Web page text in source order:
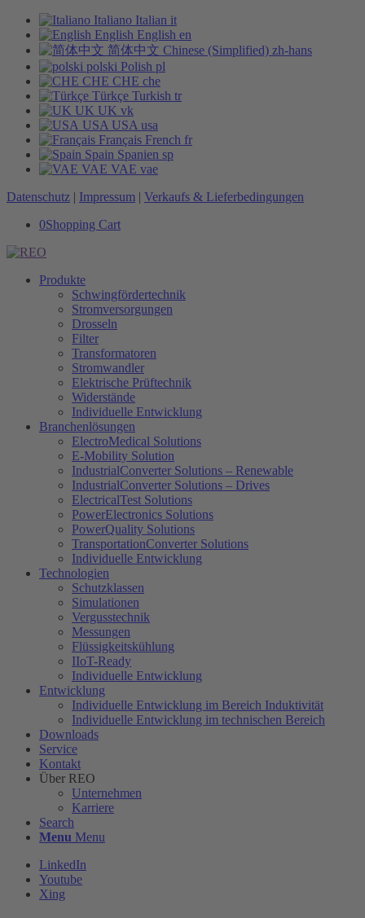
Italiano Italian it
English English en
简体中文 Chinese (Simplified) zh-hans
polski Polish pl
CHE CHE che
Türkçe Turkish tr
UK UK vk
USA USA usa
Français French fr
Spain Spanien sp
VAE VAE vae
Datenschutz | Impressum | Verkaufs & Lieferbedingungen
0Shopping Cart
Produkte
Schwingfördertechnik
Stromversorgungen
Drosseln
Filter
Transformatoren
Stromwandler
Elektrische Prüftechnik
Widerstände
Individuelle Entwicklung
Branchenlösungen
ElectroMedical Solutions
E-Mobility Solution
IndustrialConverter Solutions – Renewable
IndustrialConverter Solutions – Drives
ElectricalTest Solutions
PowerElectronics Solutions
PowerQuality Solutions
TransportationConverter Solutions
Individuelle Entwicklung
Technologien
Schutzklassen
Simulationen
Vergusstechnik
Messungen
Flüssigkeitskühlung
IIoT-Ready
Individuelle Entwicklung
Entwicklung
Individuelle Entwicklung im Bereich Induktivität
Individuelle Entwicklung im technischen Bereich
Downloads
Service
Kontakt
Über REO
Unternehmen
Karriere
Search
Menu Menu
LinkedIn
Youtube
Xing